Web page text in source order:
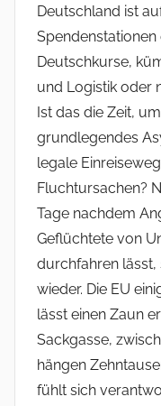
Deutschland ist
Deutschkurse,
und Logistik oder
Ist das die Zeit,
grundlegendes
legale
Fluchtursachen?
Tage nachdem
Geflüchtete von
durchfahren lässt,
wieder. Die EU
lässt einen Zaun
Sackgasse,
hängen
fühlt sich